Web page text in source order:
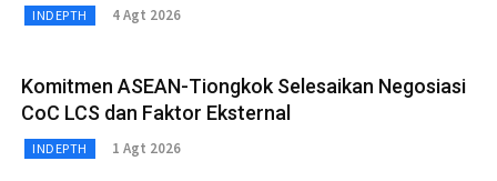
INDEPTH 4 Agt 2026
Komitmen ASEAN-Tiongkok Selesaikan Negosiasi
CoC LCS dan Faktor Eksternal
INDEPTH 1 Agt 2026